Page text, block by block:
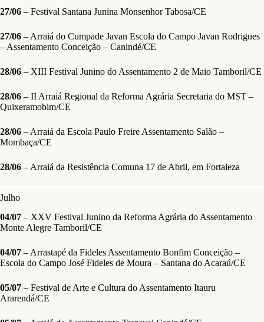
27/06 – Festival Santana Junina Monsenhor Tabosa/CE
27/06 – Arraiá do Cumpade Javan Escola do Campo Javan Rodrigues
– Assentamento Conceição – Canindé/CE
28/06 – XIII Festival Junino do Assentamento 2 de Maio Tamboril/CE
28/06 – II Arraiá Regional da Reforma Agrária Secretaria do MST –
Quixeramobim/CE
28/06 – Arraiá da Escola Paulo Freire Assentamento Salão –
Mombaça/CE
28/06 – Arraiá da Resistência Comuna 17 de Abril, em Fortaleza
Julho
04/07 – XXV Festival Junino da Reforma Agrária do Assentamento
Monte Alegre Tamboril/CE
04/07 – Arrastapé da Fideles Assentamento Bonfim Conceição –
Escola do Campo José Fideles de Moura – Santana do Acaraú/CE
05/07 – Festival de Arte e Cultura do Assentamento Itauru
Ararendá/CE